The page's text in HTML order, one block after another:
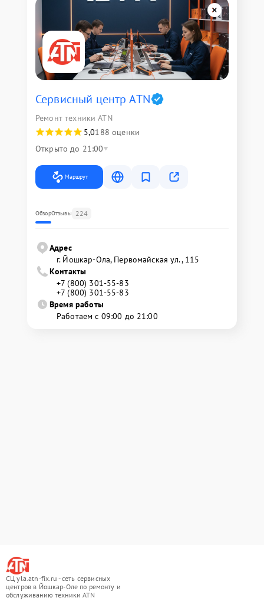
Сервисный центр ATN
Ремонт техники ATN
5,0188 оценки
Открыто до 21:00
Маршрут
ОбзорОтзывы 224
Адрес
г. Йошкар-Ола, Первомайская ул., 115
Контакты
+7 (800) 301-55-83
+7 (800) 301-55-83
Время работы
Работаем с 09:00 до 21:00
СЦ yla.atn-fix.ru - сеть сервисных
центров в Йошкар-Оле по ремонту и
обслуживанию техники ATN